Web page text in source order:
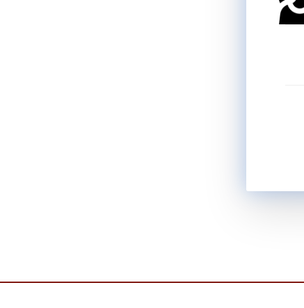
● توضيح المناسبة
● القرض للسيدات والرجال